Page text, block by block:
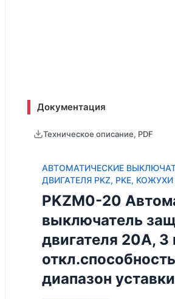
Документация
Техническое описание, PDF
АВТОМАТИЧЕСКИЕ
ДВИГАТЕЛЯ PKZ, PKE, КОЖУХИ
PKZM0-20
выключатель
двигателя 20А, 3
диапазон